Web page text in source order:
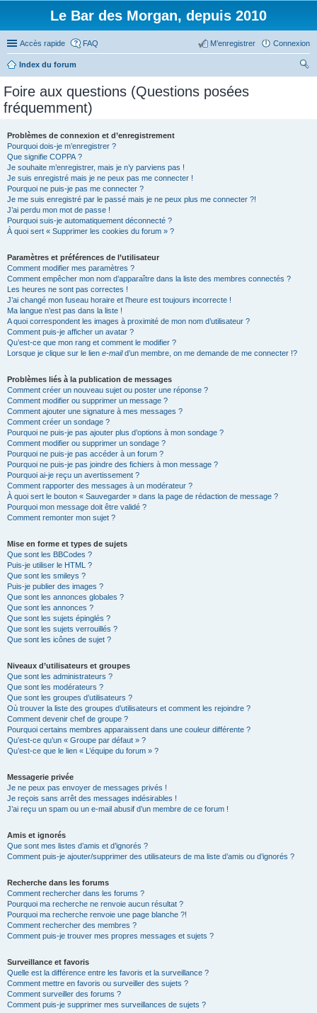
Le Bar des Morgan, depuis 2010
Accès rapide FAQ Connexion
M’enregistrer
Index du forum
Foire aux questions (Questions posées
fréquemment)
Problèmes de connexion et d’enregistrement
Pourquoi dois-je m’enregistrer ?
Que signifie COPPA ?
Je souhaite m’enregistrer, mais je n’y parviens pas !
Je suis enregistré mais je ne peux pas me connecter !
Pourquoi ne puis-je pas me connecter ?
Je me suis enregistré par le passé mais je ne peux plus me connecter ?!
J’ai perdu mon mot de passe !
Pourquoi suis-je automatiquement déconnecté ?
À quoi sert « Supprimer les cookies du forum » ?
Paramètres et préférences de l’utilisateur
Comment modifier mes paramètres ?
Comment empêcher mon nom d’apparaître dans la liste des membres connectés ?
Les heures ne sont pas correctes !
J’ai changé mon fuseau horaire et l’heure est toujours incorrecte !
Ma langue n’est pas dans la liste !
A quoi correspondent les images à proximité de mon nom d’utilisateur ?
Comment puis-je afficher un avatar ?
Qu’est-ce que mon rang et comment le modifier ?
Lorsque je clique sur le lien e-maild’un membre, on me demande de me connecter !?
Problèmes liés à la publication de messages
Comment créer un nouveau sujet ou poster une réponse ?
Comment modifier ou supprimer un message ?
Comment ajouter une signature à mes messages ?
Comment créer un sondage ?
Pourquoi ne puis-je pas ajouter plus d’options à mon sondage ?
Comment modifier ou supprimer un sondage ?
Pourquoi ne puis-je pas accéder à un forum ?
Pourquoi ne puis-je pas joindre des fichiers à mon message ?
Pourquoi ai-je reçu un avertissement ?
Comment rapporter des messages à un modérateur ?
À quoi sert le bouton « Sauvegarder » dans la page de rédaction de message ?
Pourquoi mon message doit être validé ?
Comment remonter mon sujet ?
Mise en forme et types de sujets
Que sont les BBCodes ?
Puis-je utiliser le HTML ?
Que sont les smileys ?
Puis-je publier des images ?
Que sont les annonces globales ?
Que sont les annonces ?
Que sont les sujets épinglés ?
Que sont les sujets verrouillés ?
Que sont les icônes de sujet ?
Niveaux d’utilisateurs et groupes
Que sont les administrateurs ?
Que sont les modérateurs ?
Que sont les groupes d’utilisateurs ?
Où trouver la liste des groupes d’utilisateurs et comment les rejoindre ?
Comment devenir chef de groupe ?
Pourquoi certains membres apparaissent dans une couleur différente ?
Qu’est-ce qu’un « Groupe par défaut » ?
Qu’est-ce que le lien « L’équipe du forum » ?
Messagerie privée
Je ne peux pas envoyer de messages privés !
Je reçois sans arrêt des messages indésirables !
J’ai reçu un spam ou un e-mail abusif d’un membre de ce forum !
Amis et ignorés
Que sont mes listes d’amis et d’ignorés ?
Comment puis-je ajouter/supprimer des utilisateurs de ma liste d’amis ou d’ignorés ?
Recherche dans les forums
Comment rechercher dans les forums ?
Pourquoi ma recherche ne renvoie aucun résultat ?
Pourquoi ma recherche renvoie une page blanche ?!
Comment rechercher des membres ?
Comment puis-je trouver mes propres messages et sujets ?
Surveillance et favoris
Quelle est la différence entre les favoris et la surveillance ?
Comment mettre en favoris ou surveiller des sujets ?
Comment surveiller des forums ?
Comment puis-je supprimer mes surveillances de sujets ?